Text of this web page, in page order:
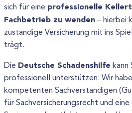
sich für eine professionelle
Fachbetrieb zu wenden – hierbei
zuständige Versicherung mit ins
trägt.
Die Deutsche Schadenshilfe kann
professionell unterstützen: Wir
kompetenten Sachverständigen
für Sachversicherungsrecht und